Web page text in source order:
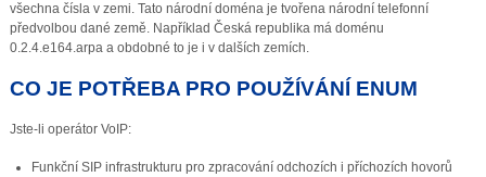
všechna čísla v zemi. Tato národní doména je tvořena národní telefonní
předvolbou dané země. Například Česká republika má doménu
0.2.4.e164.arpa a obdobné to je i v dalších zemích.
CO JE POTŘEBA PRO POUŽÍVÁNÍ ENUM
Jste-li operátor VoIP:
Funkční SIP infrastrukturu pro zpracování odchozích i příchozích hovorů